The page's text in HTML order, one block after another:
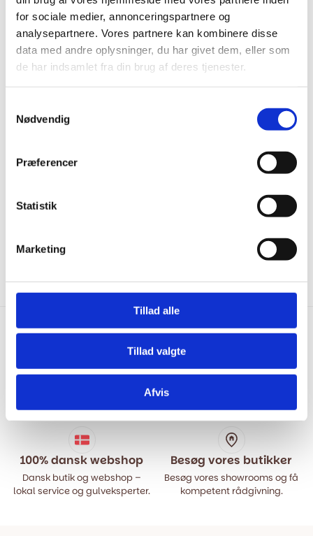
for sociale medier, annonceringspartnere og
analysepartnere. Vores partnere kan kombinere disse
data med andre oplysninger, du har givet dem, eller som
de har indsamlet fra din brug af deres tjenester.
Nødvendig
Præferencer
Statistik
Marketing
Tillad alle
Tillad valgte
Afvis
Andre har også kigget
på...
699,00kr.m2
-26%
Timberman Innoplank XL
pris
var:
649,00 kr..
pris
er:
479,00 kr..
m2
-
Prisgaranti
Vi har Danmarks billigste priser
Hurtig levering
varen er på lager.
100% dansk webshop
Dansk butik og webshop –
lokal service og gulveksperter.
Besøg vores butikker
Besøg vores showrooms og få
kompetent rådgivning.